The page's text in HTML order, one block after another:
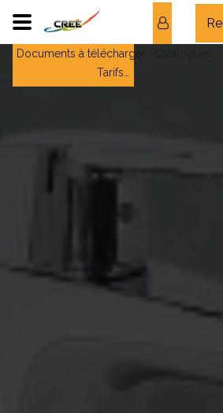
Documents à télécharger : Catalogues ;
Tarifs…